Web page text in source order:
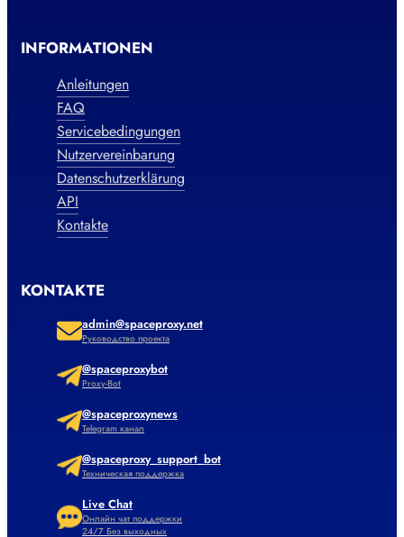
INFORMATIONEN
Anleitungen
FAQ
Servicebedingungen
Nutzervereinbarung
Datenschutzerklärung
API
Kontakte
KONTAKTE
admin@spaceproxy.net
Руководство проекта
@spaceproxybot
Proxy-Bot
@spaceproxynews
Telegram канал
@spaceproxy_support_bot
Техническая поддержка
Live Chat
Онлайн чат поддержки
24/7 Без выходных